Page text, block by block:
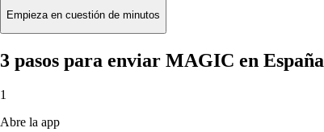
Empieza en cuestión de minutos
3 pasos para enviar MAGIC en España
1
Abre la app